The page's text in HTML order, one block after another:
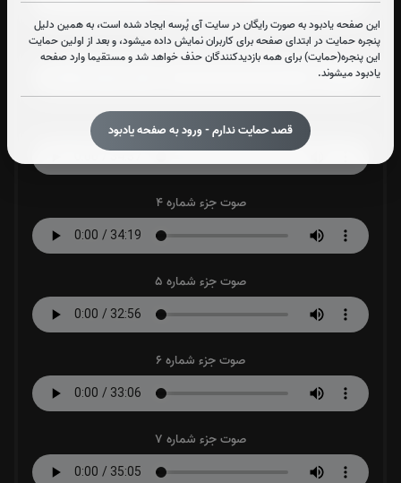
این صفحه یادبود به صورت رایگان در سایت آی پُرسه ایجاد شده است، به همین دلیل
پنجره حمایت در ابتدای صفحه برای کاربران نمایش داده میشود، و بعد از اولین حمایت
این پنجره(حمایت) برای همه بازدیدکنندگان حذف خواهد شد و مستقیما وارد صفحه
یادبود میشوند.
قصد حمایت ندارم - ورود به صفحه یادبود
صوت جزء شماره 2
صوت جزء شماره 3
صوت جزء شماره 4
صوت جزء شماره 5
صوت جزء شماره 6
صوت جزء شماره 7